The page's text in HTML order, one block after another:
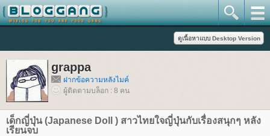
grappa
ฝากข้อความหลังไมค์
ผู้ติดตามบล็อก : 8 คน
เด็กญี่ปุ่น (Japanese Doll ) สาวไทยใจญี่ปุ่นกับเรื่องสนุกๆ หลัง
เรียนจบ